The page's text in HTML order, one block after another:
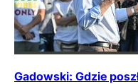
Gadowski: Gdzie